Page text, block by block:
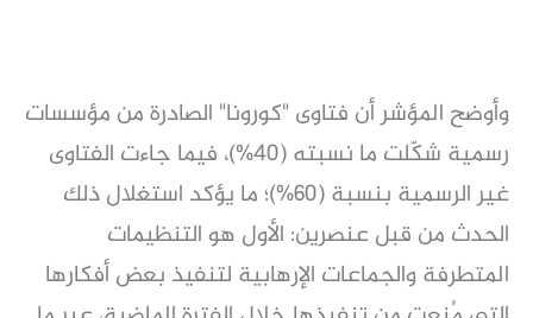
وأوضح المؤشر أن فتاوى "كورونا" الصادرة من مؤسسات
رسمية شكّلت ما نسبته (40%)، فيما جاءت الفتاوى
غير الرسمية بنسبة (60%)؛ ما يؤكد استغلال ذلك
الحدث من قبل عنصرين: الأول هو التنظيمات
المتطرفة والجماعات الإرهابية لتنفيذ بعض أفكارها